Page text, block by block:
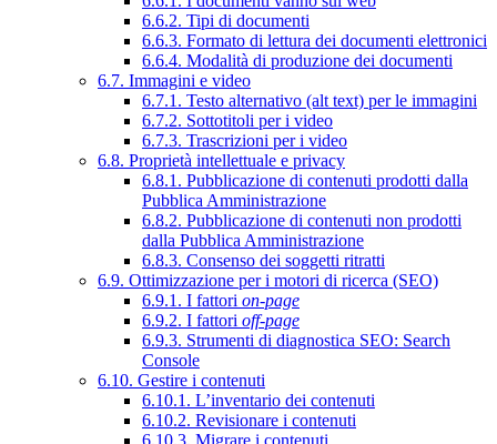
6.6.2. Tipi di documenti
6.6.3. Formato di lettura dei documenti elettronici
6.6.4. Modalità di produzione dei documenti
6.7. Immagini e video
6.7.1. Testo alternativo (alt text) per le immagini
6.7.2. Sottotitoli per i video
6.7.3. Trascrizioni per i video
6.8. Proprietà intellettuale e privacy
6.8.1. Pubblicazione di contenuti prodotti dalla
Pubblica Amministrazione
6.8.2. Pubblicazione di contenuti non prodotti
dalla Pubblica Amministrazione
6.8.3. Consenso dei soggetti ritratti
6.9. Ottimizzazione per i motori di ricerca (SEO)
6.9.1. I fattori on-page
6.9.2. I fattori off-page
6.9.3. Strumenti di diagnostica SEO: Search
Console
6.10. Gestire i contenuti
6.10.1. L’inventario dei contenuti
6.10.2. Revisionare i contenuti
6.10.3. Migrare i contenuti